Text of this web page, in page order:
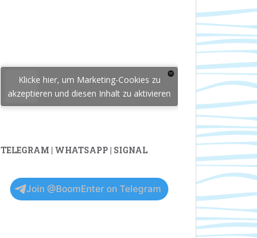
Klicke hier, um Marketing-Cookies zu
akzeptieren und diesen Inhalt zu aktivieren
TELEGRAM | WHATSAPP | SIGNAL
Join @BoomEnter on Telegram